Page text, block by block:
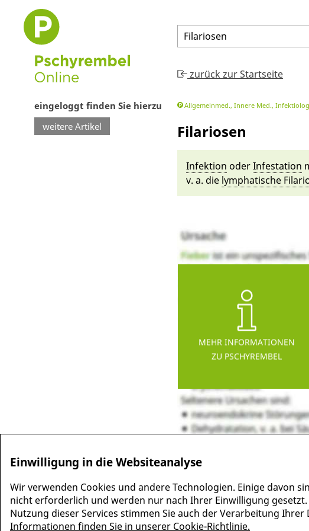
eingeloggt finden Sie hierzu
weitere Artikel
Filariosen
zurück zur Startseite
Allgemeinmed., Innere Med.,
Filariosen
In­fekti­on oderIn­fes­tati­on
v. a. die lym­pha­tische
MEHR INFORMATIONEN
ZU PSCHYREMBEL
Einwilligung in die Websiteanalyse
Wir verwenden Cookies und andere Technologien. Einige davon
nicht erforderlich und werden nur nach Ihrer Einwilligung
Nutzung dieser Services stimmen Sie auch der Verarbeitung
Informationen finden Sie in unserer Cookie-Richtlinie.